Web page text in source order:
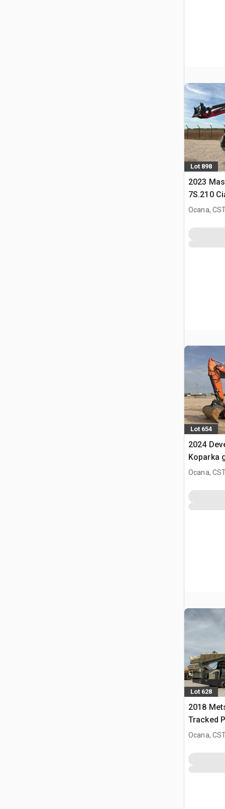
Lot 898
2023
7S.210
Ocana,
Lot 654
2024
Koparka
Ocana,
Lot 628
2018
Tracked
Ocana,